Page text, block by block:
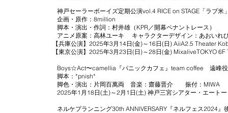
神戸セーラーボーイズ定期公演vol.4 RICE on STAGE「ラブ
企画・原作：8million
脚本・演出・作詞：村井雄（KPR／開幕ペナントレース）
アニメ原案：高林ユーキ キャラクターデザイン：あおいれ
【兵庫公演】2025年3月14日(金)～16日(日) AiiA2.5 Theater
【東京公演】2025年3月23日(日)～28日(金) MixaliveTOKYO
Boys☆Act〜camellia『パニックカフェ』team coffee 遠峰役
脚本：*pnish*
脚色・演出：片岡百萬両 音楽：齋藤晋介 振付：MIWA
2025年1月18日(土)～2月1日(土) 神戸三宮シアター・エートー
ネルケプランニング30th ANNIVERSARY『ネルフェス2024』